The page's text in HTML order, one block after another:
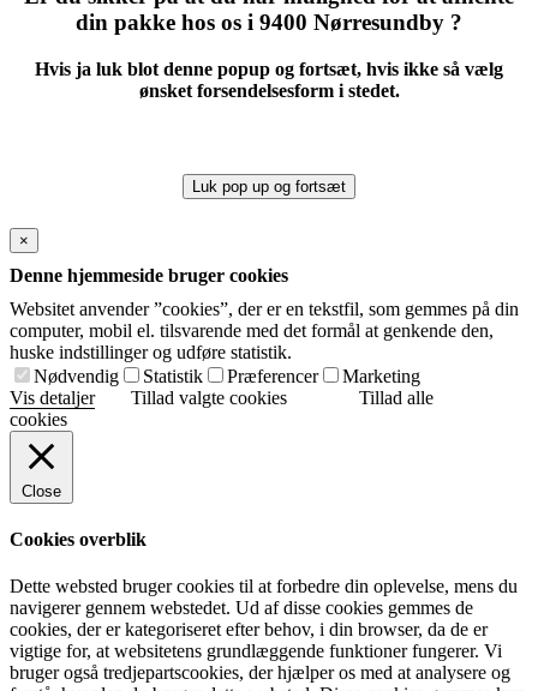
din pakke hos os i 9400 Nørresundby ?
Hvis ja luk blot denne popup og fortsæt, hvis ikke så vælg
ønsket forsendelsesform i stedet.
Luk pop up og fortsæt
×
Denne hjemmeside bruger cookies
Websitet anvender ”cookies”, der er en tekstfil, som gemmes på din
computer, mobil el. tilsvarende med det formål at genkende den,
huske indstillinger og udføre statistik.
Nødvendig
Statistik Præferencer
Marketing
Vis detaljer
Tillad valgte cookies
Tillad alle
cookies
Close
Cookies overblik
Dette websted bruger cookies til at forbedre din oplevelse, mens du
navigerer gennem webstedet. Ud af disse cookies gemmes de
cookies, der er kategoriseret efter behov, i din browser, da de er
vigtige for, at websitetens grundlæggende funktioner fungerer. Vi
bruger også tredjepartscookies, der hjælper os med at analysere og